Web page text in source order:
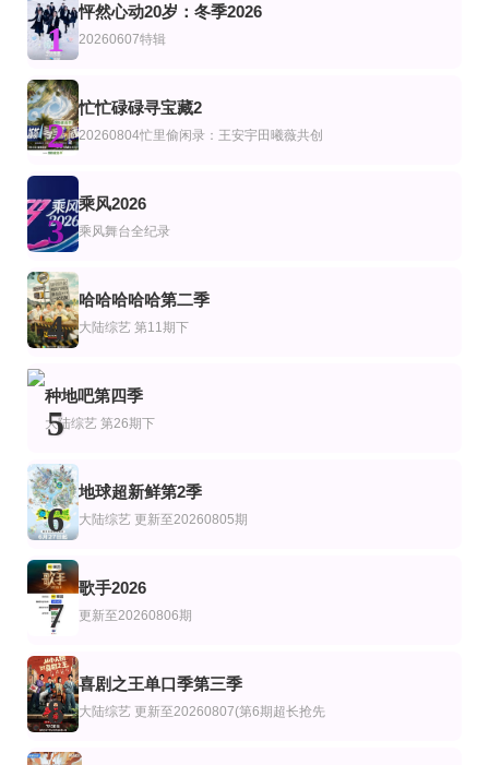
20260731第2期下
圆桌晚晴派
第20260730期
纪念86版《西游记》播出四十周年文艺晚会
第2期
印度达人秀第2季
第2期下
一饭封神第2季
谢霆锋,张勇,郑永麒,陈晓卿,李诞
更新至第11集
世界听我说——两岸及港澳大学辩论赛
喻恩泰,郦波,陈文茜,张泽群
9集全
子阳吃饱大作战
Tzuyang,金在中,秋成勋,朴明秀,郑俊河,崔洪万,金光奎
中餐厅·南洋拾光季独家直拍
黄晓明 王俊凯 昆凌 姜妍 靳梦佳 张雅琪 林述巍
静请期戴
李静,戴军
鳗鱼的故事
李立宏
更新第14集
罗德岛娇妻
已完结 共24期
事实与谎言：超自然档案第二季
本汉森,比尔墨菲
更新至13集
伴我左右 Stand BI Me
2026桃你喜欢·爱奇艺717会员节——IP互动嘉年华
2026年文化中心·水立方杯中文歌曲大赛
喜剧之王单口季第三季
庞博,郭麒麟,黄渤,马思纯
1
怦然心动20岁：冬季2026
20260607特辑
2
忙忙碌碌寻宝藏2
20260804忙里偷闲录：王安宇田曦薇共创
3
乘风2026
乘风舞台全纪录
4
哈哈哈哈哈第二季
大陆综艺 第11期下
5
种地吧第四季
大陆综艺 第26期下
6
地球超新鲜第2季
大陆综艺 更新至20260805期
7
歌手2026
更新至20260806期
8
喜剧之王单口季第三季
大陆综艺 更新至20260807(第6期超长抢先